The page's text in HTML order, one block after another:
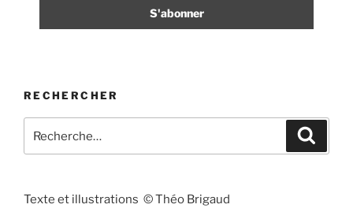
RECHERCHER
pour
Texte et illustrations © Théo Brigaud